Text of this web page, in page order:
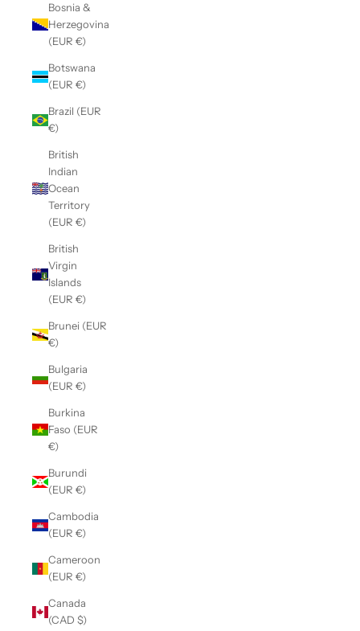
Bosnia &
Herzegovina
(EUR €)
Botswana
(EUR €)
Brazil (EUR
€)
British
Indian
Ocean
Territory
(EUR €)
British
Virgin
Islands
(EUR €)
Brunei (EUR
€)
Bulgaria
(EUR €)
Burkina
Faso (EUR
€)
Burundi
(EUR €)
Cambodia
(EUR €)
Cameroon
(EUR €)
Canada
(CAD $)